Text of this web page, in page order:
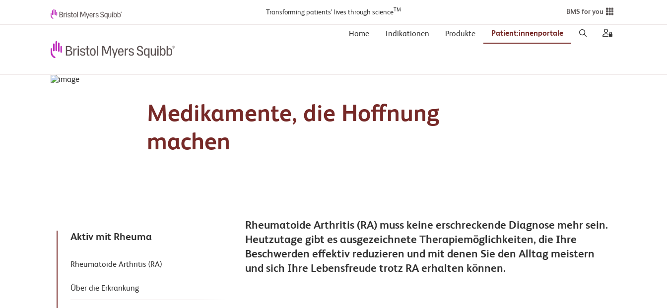
Transforming patients’ lives through science TM BMS for you
Home Indikationen Produkte Patient:innenportale
Medikamente, die Hoffnung
machen
Aktiv mit Rheuma
Rheumatoide Arthritis (RA)
Über die Erkrankung
Rheumatoide Arthritis (RA) muss keine erschreckende Diagnose mehr sein.
Heutzutage gibt es ausgezeichnete Therapiemöglichkeiten, die Ihre
Beschwerden effektiv reduzieren und mit denen Sie den Alltag meistern
und sich Ihre Lebensfreude trotz RA erhalten können.